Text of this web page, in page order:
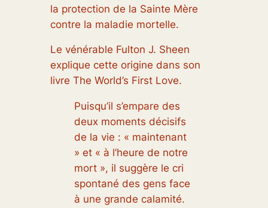
la protection de la Sainte Mère
contre la maladie mortelle.
Le vénérable Fulton J. Sheen
explique cette origine dans son
livre The World’s First Love.
Puisqu’il s’empare des
deux moments décisifs
de la vie : « maintenant
» et « à l’heure de notre
mort », il suggère le cri
spontané des gens face
à une grande calamité.